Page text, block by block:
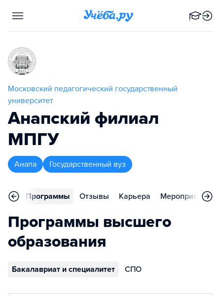
Московский педагогический государственный
университет
Анапский филиал
МПГУ
Анапа Государственный вуз
Программы Отзывы Карьера Мероприятия
Программы высшего
образования
Бакалавриат и специалитет СПО